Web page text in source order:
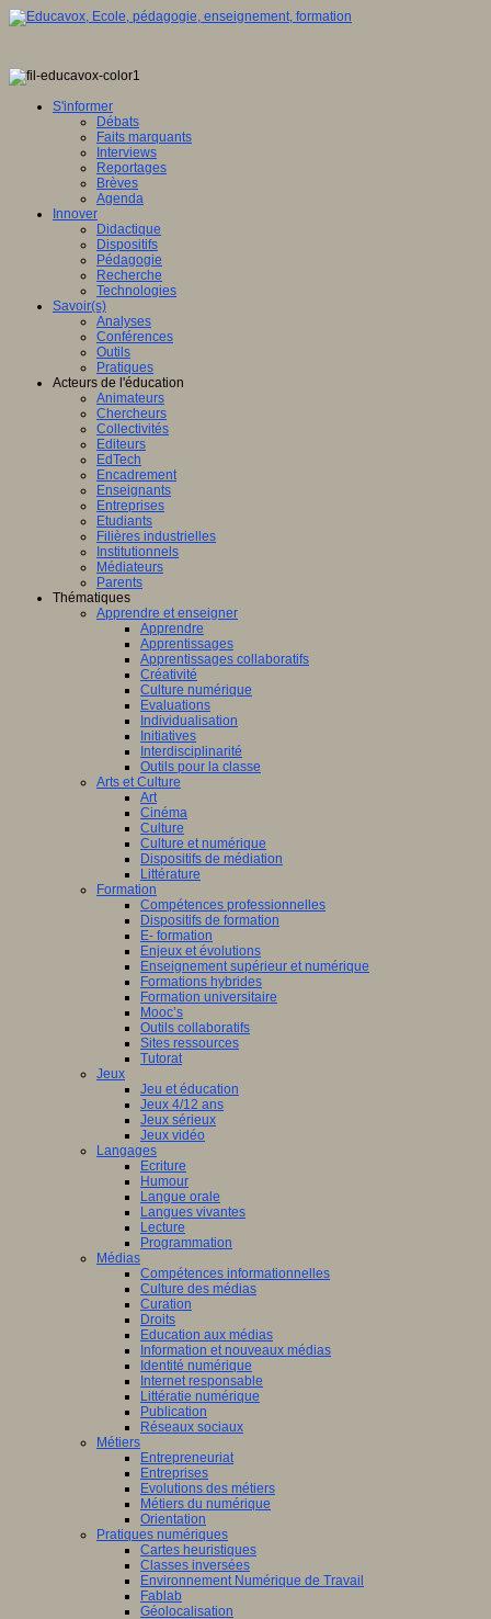
S'informer
Débats
Faits marquants
Interviews
Reportages
Brèves
Agenda
Innover
Didactique
Dispositifs
Pédagogie
Recherche
Technologies
Savoir(s)
Analyses
Conférences
Outils
Pratiques
Acteurs de l'éducation
Animateurs
Chercheurs
Collectivités
Editeurs
EdTech
Encadrement
Enseignants
Entreprises
Etudiants
Filières industrielles
Institutionnels
Médiateurs
Parents
Thématiques
Apprendre et enseigner
Apprendre
Apprentissages
Apprentissages collaboratifs
Créativité
Culture numérique
Evaluations
Individualisation
Initiatives
Interdisciplinarité
Outils pour la classe
Arts et Culture
Art
Cinéma
Culture
Culture et numérique
Dispositifs de médiation
Littérature
Formation
Compétences professionnelles
Dispositifs de formation
E- formation
Enjeux et évolutions
Enseignement supérieur et numérique
Formations hybrides
Formation universitaire
Mooc’s
Outils collaboratifs
Sites ressources
Tutorat
Jeux
Jeu et éducation
Jeux 4/12 ans
Jeux sérieux
Jeux vidéo
Langages
Ecriture
Humour
Langue orale
Langues vivantes
Lecture
Programmation
Médias
Compétences informationnelles
Culture des médias
Curation
Droits
Education aux médias
Information et nouveaux médias
Identité numérique
Internet responsable
Littératie numérique
Publication
Réseaux sociaux
Métiers
Entrepreneuriat
Entreprises
Evolutions des métiers
Métiers du numérique
Orientation
Pratiques numériques
Cartes heuristiques
Classes inversées
Environnement Numérique de Travail
Fablab
Géolocalisation